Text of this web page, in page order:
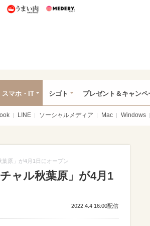
うまいパン うまい肉
スマホ・IT シゴト プレゼント＆キャンペ
LINE ソーシャルメディア Mac Windows
原」が4月1日にオープン
ャル秋葉原」が4月1
2022.4.4 16:00配信